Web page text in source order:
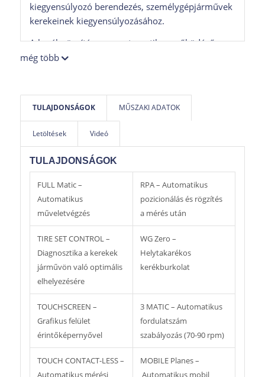
kiegyensúlyozó berendezés, személygépjárművek
kerekeinek kiegyensúlyozásához.
A kerék rögzítése egy automatikus működésű
elektromechanikus gyorsrögzítő segítségével
Az automatikus mérési folyamat végén a vezérlő
elektronika lefékezi és pozícionálja a kereket a
gombnyomásra továbbforgatja és pozícionálja a
belső síkon is. A súlyfelrakási pontot lézer
pointerrel jelöli meg. (TwinLight funkció)
A pozicionálással egyidejűleg a berendezés rögzítő
fékkel rögzíti is a kereket a súlyfelrakás
megkönnyítéséhez.
Az új meghajtó rendszernek köszönhetően a
berendezés működése teljesen hangtalan.
A Lézeres mérőrendszer segítségével a kerekek
tengelyirányú és radiális ütése nagy pontossággal
mérhető (opcionális).
A berendezés 13 mérő programmal és több
speciális mérő funkcióval rendelkezik, beleértve az
ALU-P és motorkerékpár programokat, valamint
az optimalizációs és a rejtett súly programokat.
még több
TULAJDONSÁGOK MŰSZAKI ADATOK
Letöltések Videó
TULAJDONSÁGOK
FULL Matic –
Automatikus
műveletvégzés
RPA – Automatikus
pozicionálás és rögzítés
a mérés után
TIRE SET CONTROL –
Diagnosztika a kerekek
járművön való optimális
elhelyezésére
WG Zero –
Helytakarékos
kerékburkolat
TOUCHSCREEN –
Grafikus felület
érintőképernyővel
3 MATIC – Automatikus
fordulatszám
szabályozás (70-90 rpm)
TOUCH CONTACT-LESS –
Automatikus mérési
MOBILE Planes –
Automatikus mobil